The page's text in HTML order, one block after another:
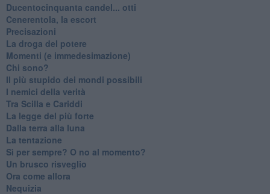
Ducentocinquanta candel... otti
Cenerentola, la escort
Precisazioni
La droga del potere
Momenti (e immedesimazione)
Chi sono?
Il più stupido dei mondi possibili
I nemici della verità
Tra Scilla e Cariddi
La legge del più forte
Dalla terra alla luna
La tentazione
​Sì per sempre? O no al momento?
Un brusco risveglio
Ora come allora
Nequizia